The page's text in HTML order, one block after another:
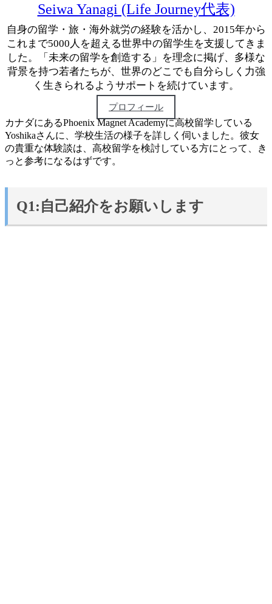
Seiwa Yanagi (Life Journey代表)
自身の留学・旅・海外就労の経験を活かし、2015年から
これまで5000人を超える世界中の留学生を支援してきま
した。「未来の留学を創造する」を理念に掲げ、多様な
背景を持つ若者たちが、世界のどこでも自分らしく力強
く生きられるようサポートを続けています。
プロフィール
カナダにあるPhoenix Magnet Academyに高校留学している
Yoshikaさんに、学校生活の様子を詳しく伺いました。彼女
の貴重な体験談は、高校留学を検討している方にとって、き
っと参考になるはずです。
Q1:自己紹介をお願いします